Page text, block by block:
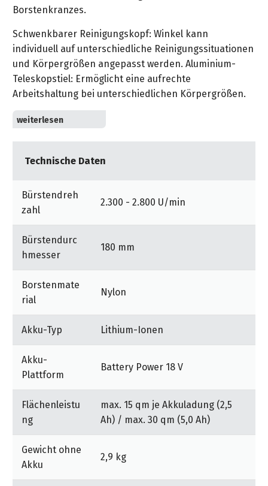
&
WEBER
Grills
und
Grill-
Zubehör
Ansprechpartner
Kataloge
&
Prospekte
&
Handwerkzeuge
Unsere
Marken
Ansprechpartner
Kataloge
&
Prospekte
Borstenkranzes.
Schwenkbarer Reinigungskopf: Winkel kann
individuell auf unterschiedliche Reinigungssituationen
und Körpergrößen angepasst werden. Aluminium-
Teleskopstiel: Ermöglicht eine aufrechte
Arbeitshaltung bei unterschiedlichen Körpergrößen.
Ergonomisches Griffdesign für eine komfortable und
rückenschonende Arbeitshaltung. In den Griff
Aufbewahrung/Aufhängung.
Die 18 V Kärcher Battery Power-Akkuplattform
garantiert maximale Mobilität. Der Akku kann in
anderen 18 V Li-Ion Plattformgeräten verwendet
werden.
Technische Daten
Bürstendreh
zahl
2.300 - 2.800 U/min
Bürstendurc
hmesser
180 mm
Borstenmate
rial
Nylon
Akku-Typ Lithium-Ionen
Akku-
Plattform
Battery Power 18 V
Flächenleistu
ng
max. 15 qm je Akkuladung (2,5
Ah) / max. 30 qm (5,0 Ah)
Gewicht ohne
Akku
2,9 kg